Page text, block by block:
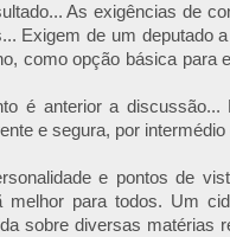
As exigências de
Exigem de um deputado
como opção básica para
é anterior a
e segura, por intermédio
e pontos de
para todos. Um
sobre diversas matérias